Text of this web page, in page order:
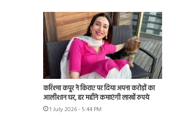
करिश्मा कपूर ने किराए पर दिया अपना करोड़ों का
आलीशान घर, हर महीने कमाएंगी लाखों रुपये
1 July 2026 - 5:44 PM